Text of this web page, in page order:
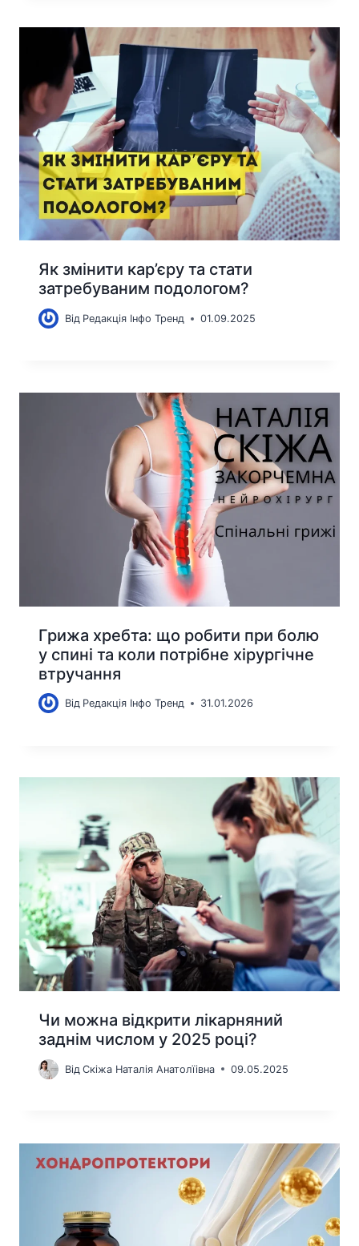
Як змінити кар’єру та стати
затребуваним подологом?
Від Редакція Інфо Тренд 01.09.2025
Грижа хребта: що робити при болю
у спині та коли потрібне хірургічне
втручання
Від Редакція Інфо Тренд 31.01.2026
Чи можна відкрити лікарняний
заднім числом у 2025 році?
Від Скіжа Наталія Анатолїівна 09.05.2025